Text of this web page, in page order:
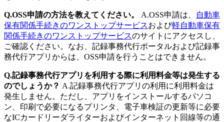
Q.OSS申請の方法を教えてください。 A.OSS申請は、
自動車
保有関係手続きのワンストップサービスおよび軽自動車保有
関係手続きのワンストップサービスのサイトにアクセスし、
ご確認ください。なお、記録事務代行ポータルおよび記録事
務代行アプリからは、OSS申請を行うことはできません。
Q.記録事務代行アプリを利用する際に利用料金等は発生する
のでしょうか？ A.記録事務代行アプリの利用に利用料金は
発生しません。ただし、アプリをインストールするパソコ
ン、印刷で必要になるプリンタ、電子車検証の更新等に必要
なICカードリーダライターおよびインターネット回線等の通